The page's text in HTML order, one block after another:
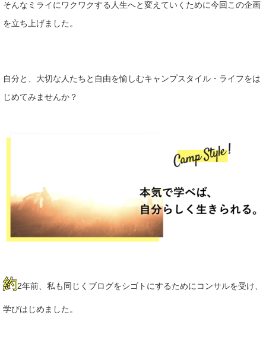
そんなミライにワクワクする人生へと変えていくために今回この企画
を立ち上げました。
自分と、大切な人たちと自由を愉しむキャンプスタイル・ライフをは
じめてみませんか？
約2年前、私も同じくブログをシゴトにするためにコンサルを受け、
学びはじめました。